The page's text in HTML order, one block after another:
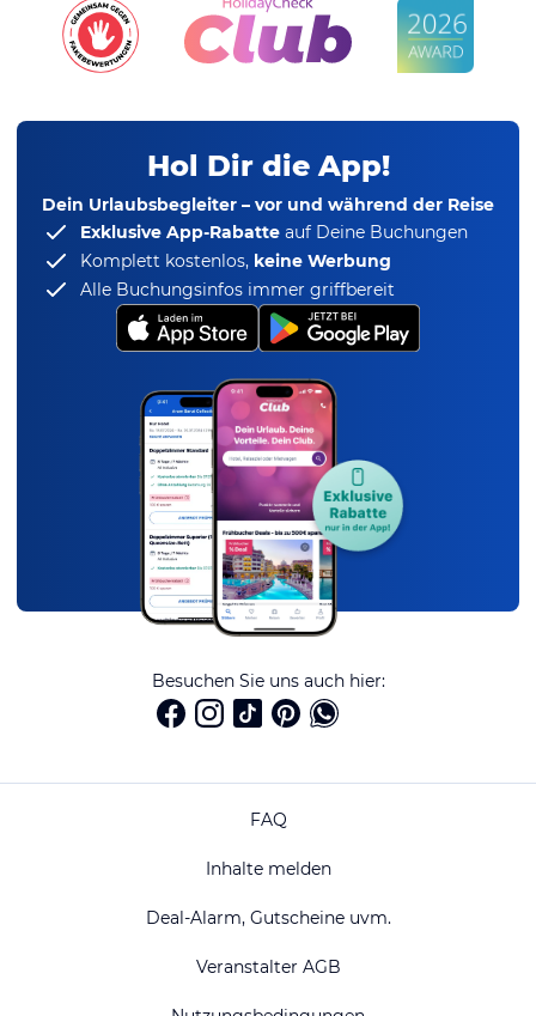
Hol Dir die App!
Dein Urlaubsbegleiter – vor und während der Reise
Exklusive App-Rabatte auf Deine Buchungen
Komplett kostenlos, keine Werbung
Alle Buchungsinfos immer griffbereit
Besuchen Sie uns auch hier:
FAQ
Inhalte melden
Deal-Alarm, Gutscheine uvm.
Veranstalter AGB